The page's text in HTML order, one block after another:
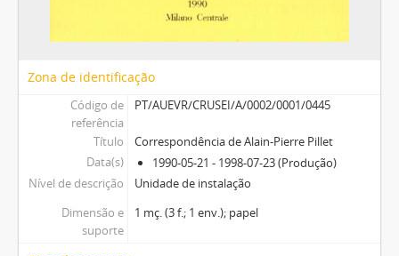
Zona de identificação
Código de
referência
PT/AUEVR/CRUSEI/A/0002/0001/0445
Título
Correspondência de Alain-Pierre Pillet
Data(s)
1990-05-21 - 1998-07-23 (Produção)
Nível de descrição
Unidade de instalação
Dimensão e
suporte
1 mç. (3 f.; 1 env.); papel